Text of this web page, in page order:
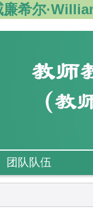
廉希尔
团队队伍